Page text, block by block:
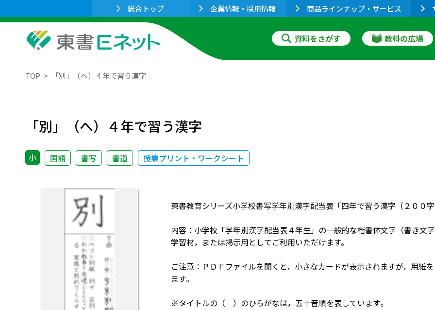
総合トップ 企業情報・採用情報 商品ラインナップ・サービス
資料をさがす 教科の広場
TOP 「別」（へ）４年で習う漢字
「別」（へ）４年で習う漢字
小 国語 書写 書道 授業プリント・ワークシート
東書教育シリーズ小学校書写学年別漢字配当表「四年で習う漢字（２００
内容：小学校「学年別漢字配当表４年生」の一般的な楷書体文字（書き文
学習材，または掲示用としてご利用いただけます。
ご注意：ＰＤＦファイルを開くと，小さなカードが表示されますが，用紙
ます｡
※タイトルの（ ）のひらがなは，五十音順を表しています｡